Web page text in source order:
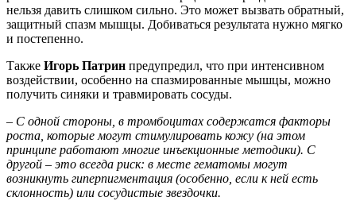
нельзя давить слишком сильно. Это может вызвать обратный,
защитный спазм мышцы. Добиваться результата нужно мягко
и постепенно.
Также Игорь Патрин предупредил, что при интенсивном
воздействии, особенно на спазмированные мышцы, можно
получить синяки и травмировать сосуды.
– С одной стороны, в тромбоцитах содержатся факторы
роста, которые могут стимулировать кожу (на этом
принципе работают многие инъекционные методики). С
другой – это всегда риск: в месте гематомы могут
возникнуть гиперпигментация (особенно, если к ней есть
склонность) или сосудистые звездочки.